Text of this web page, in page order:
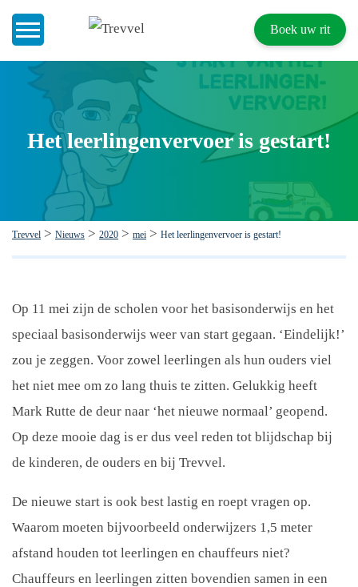
Home
Doelgroepenvervoer
Werken bij Trevvel
Nieuws
Boek uw rit
Het leerlingenvervoer is gestart!
Trevvel > Nieuws > 2020 > mei > Het leerlingenvervoer is gestart!
Op 11 mei zijn de scholen voor het basisonderwijs en het
speciaal basisonderwijs weer van start gegaan. ‘Eindelijk!’
zou je zeggen. Voor zowel leerlingen als hun ouders viel
het niet mee om zo lang thuis te zitten. Gelukkig heeft
Mark Rutte de deur naar ‘het nieuwe normaal’ geopend.
Op deze mooie dag is er dus veel reden tot blijdschap bij
de kinderen, de ouders en bij Trevvel.
De nieuwe start is ook best lastig en roept vragen op.
Waarom moeten bijvoorbeeld onderwijzers 1,5 meter
afstand houden tot leerlingen en chauffeurs niet?
Chauffeurs en leerlingen zitten bovendien samen in een